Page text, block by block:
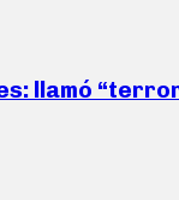
llamó